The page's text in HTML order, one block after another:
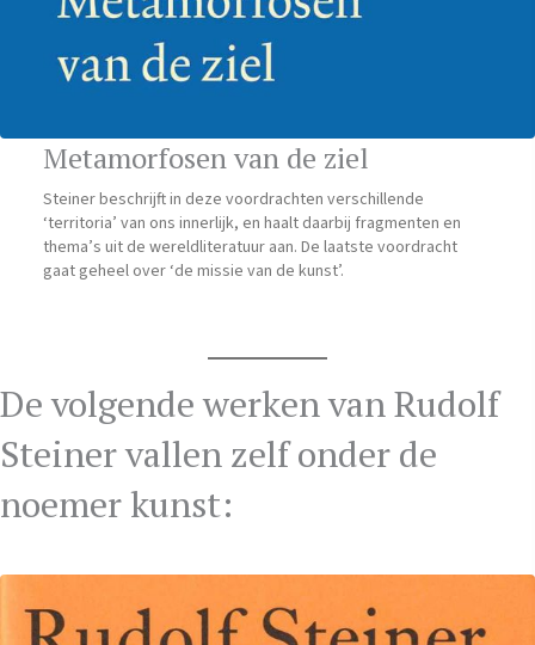
Metamorfosen van de ziel
Steiner beschrijft in deze voordrachten verschillende
‘territoria’ van ons innerlijk, en haalt daarbij fragmenten en
thema’s uit de wereldliteratuur aan. De laatste voordracht
gaat geheel over ‘de missie van de kunst’.
De volgende werken van Rudolf
Steiner vallen zelf onder de
noemer kunst: